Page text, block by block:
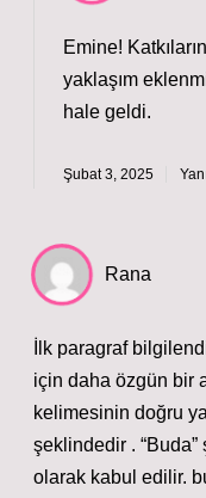
Emine!
yaklaşım
hale geldi.
Şubat 3, 2025
Rana
İlk paragraf
için daha özgün bir
kelimesinin doğru
şeklindedir . “Buda”
olarak kabul edilir.